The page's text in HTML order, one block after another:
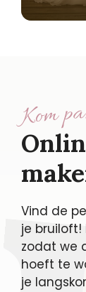
Kom
Vind de
je bruiloft!
zodat we
hoeft te
je